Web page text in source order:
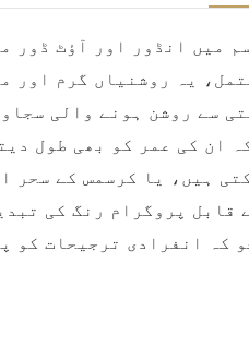
میں انڈور اور آؤٹ ڈور
یہ روشنیاں گرم اور
سے روشن ہونے والی
ہیں، یا کرسمس کے سحر
پروگرام رنگ کی
کہ انفرادی ترجیحات کو